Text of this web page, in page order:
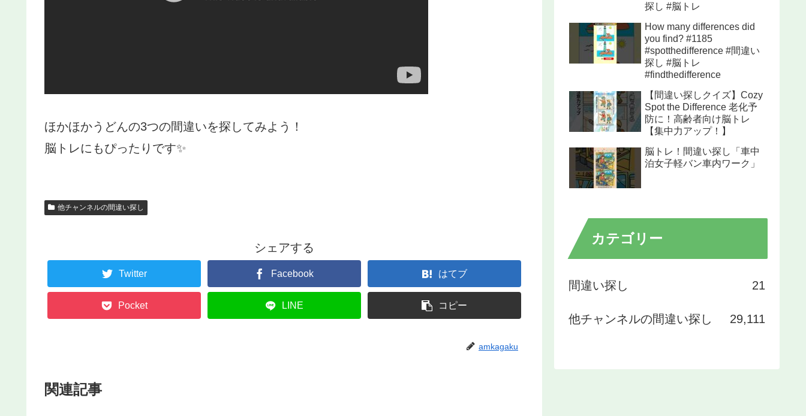
ほかほかうどんの3つの間違いを探してみよう！
脳トレにもぴったりです✨
他チャンネルの間違い探し
シェアする
Twitter Facebook はてブ
Pocket LINE コピー
amkagaku
関連記事
探し #脳トレ
How many differences did
you find? #1185
#spotthedifference #間違い
探し #脳トレ
#findthedifference
【間違い探しクイズ】Cozy
Spot the Difference 老化予
防に！高齢者向け脳トレ
【集中力アップ！】
脳トレ！間違い探し「車中
泊女子軽バン車内ワーク」
カテゴリー
間違い探し 21
他チャンネルの間違い探し 29,111